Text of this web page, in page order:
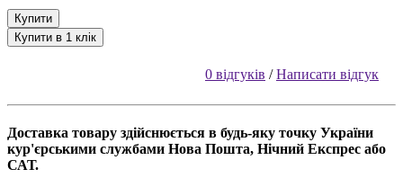
Купити
Купити в 1 клік
0 відгуків /Написати відгук
Доставка товару здійснюється в будь-яку точку України
кур'єрськими службами Нова Пошта, Нічний Експрес або
САТ.